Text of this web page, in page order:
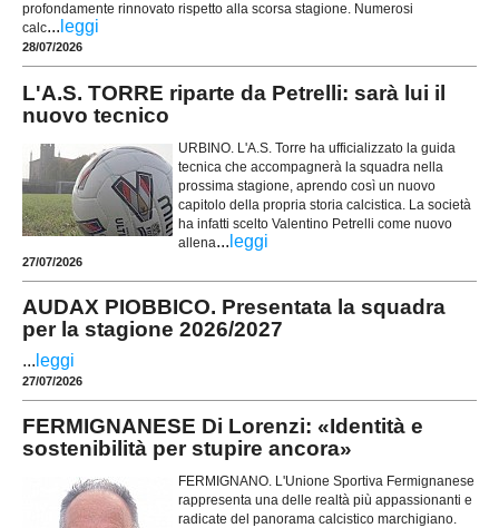
profondamente rinnovato rispetto alla scorsa stagione. Numerosi
calc... leggi
28/07/2026
L'A.S. TORRE riparte da Petrelli: sarà lui il
nuovo tecnico
URBINO. L'A.S. Torre ha ufficializzato la guida
tecnica che accompagnerà la squadra nella
prossima stagione, aprendo così un nuovo
capitolo della propria storia calcistica. La società
ha infatti scelto Valentino Petrelli come nuovo
allena... leggi
27/07/2026
AUDAX PIOBBICO. Presentata la squadra
per la stagione 2026/2027
... leggi
27/07/2026
FERMIGNANESE Di Lorenzi: «Identità e
sostenibilità per stupire ancora»
FERMIGNANO. L'Unione Sportiva Fermignanese
rappresenta una delle realtà più appassionanti e
radicate del panorama calcistico marchigiano.